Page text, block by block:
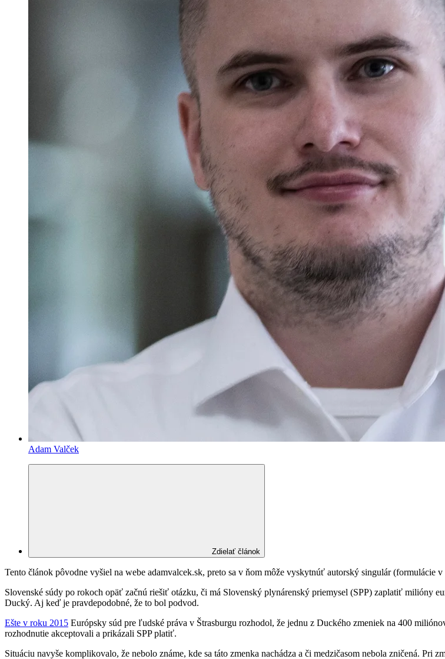
Adam Valček
Zdielať článok
Tento článok pôvodne vyšiel na webe adamvalcek.sk, preto sa v ňom môže vyskytnúť autorský singulár (formulácie
Slovenské súdy po rokoch opäť začnú riešiť otázku, či má Slovenský plynárenský priemysel (SPP) zaplatiť milióny
Ducký. Aj keď je pravdepodobné, že to bol podvod.
Ešte v roku 2015 Európsky súd pre ľudské práva v Štrasburgu rozhodol, že jednu z Duckého zmeniek na 400
rozhodnutie akceptovali a prikázali SPP platiť.
Situáciu navyše komplikovalo, že nebolo známe, kde sa táto zmenka nachádza a či medzičasom nebola zničená.